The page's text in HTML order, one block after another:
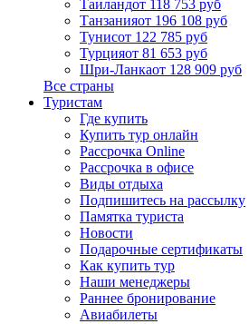
Таиландот 118 753 руб
Танзанияот 196 108 руб
Тунисот 122 785 руб
Турцияот 81 653 руб
Шри-Ланкаот 128 909 руб
Все страны
Туристам
Где купить
Купить тур онлайн
Рассрочка Online
Рассрочка в офисе
Виды отдыха
Подпишитесь на рассылку
Памятка туриста
Новости
Подарочные сертификаты
Как купить тур
Наши менеджеры
Раннее бронирование
Авиабилеты